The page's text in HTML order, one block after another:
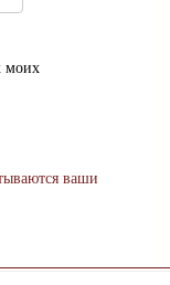
моих
ваши